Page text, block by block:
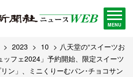
MENU
2023 10
八天堂の“スイーツお
ッフェ2024」予約開始、限定スイーツ
ン」、ミニくりーむパン･チョコサン